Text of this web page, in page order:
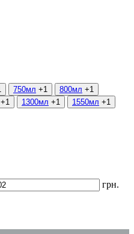
750мл +1 800мл +1
+1 1300мл +1 1550мл +1
грн.